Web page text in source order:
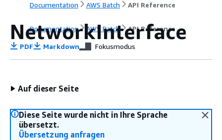
Documentation AWS Batch API Reference
Documentation AWS Batch API Reference
NetworkInterface
PDF Markdown Fokusmodus
Auf dieser Seite
Diese Seite wurde nicht in Ihre Sprache
übersetzt.
Übersetzung anfragen